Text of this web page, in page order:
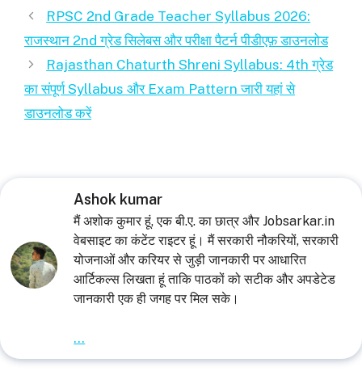
RPSC 2nd Grade Teacher Syllabus 2026:
राजस्थान 2nd ग्रेड सिलेबस और परीक्षा पैटर्न पीडीएफ़ डाउनलोड
Rajasthan Chaturth Shreni Syllabus: 4th ग्रेड
का संपूर्ण Syllabus और Exam Pattern जारी यहां से
डाउनलोड करें
Ashok kumar
मैं अशोक कुमार हूं, एक बी.ए. का छात्र और Jobsarkar.in
वेबसाइट का कंटेंट राइटर हूं। मैं सरकारी नौकरियों, सरकारी
योजनाओं और करियर से जुड़ी जानकारी पर आधारित
आर्टिकल्स लिखता हूं ताकि पाठकों को सटीक और अपडेटेड
जानकारी एक ही जगह पर मिल सके।
...